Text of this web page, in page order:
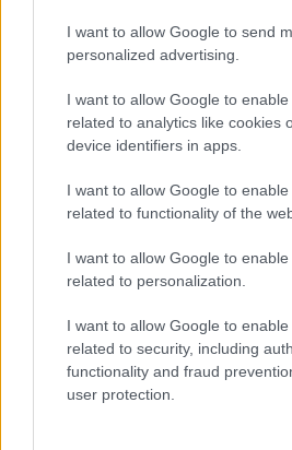
I want to allow Google to send
personalized advertising.
I want to allow Google to
related to analytics like cookies
device identifiers in apps.
I want to allow Google to
related to functionality of the
I want to allow Google to
related to personalization.
I want to allow Google to
related to security, including
functionality and fraud
user protection.
Αθλητισμός|24.08.2023 17:59